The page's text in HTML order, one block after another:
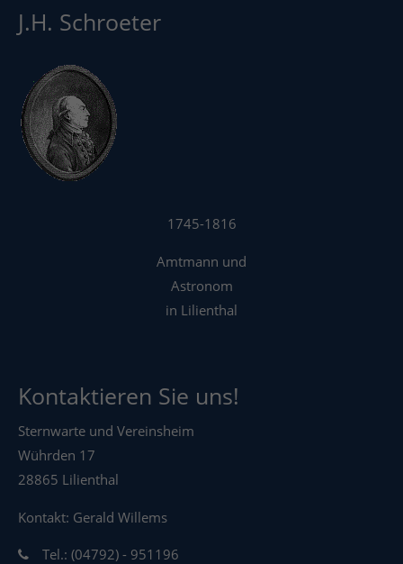
J.H. Schroeter
1745-1816
Amtmann und
Astronom
in Lilienthal
Kontaktieren Sie uns!
Sternwarte und Vereinsheim
Wührden 17
28865 Lilienthal
Kontakt: Gerald Willems
Tel.: (04792) - 951196